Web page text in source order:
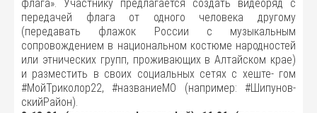
флага». Участнику предлагается создать видеоряд с
передачей флага от одного человека другому
(передавать флажок России с музыкальным
сопровождением в национальном костюме народностей
или этнических групп, проживающих в Алтайском крае)
и разместить в своих социальных сетях с хеште- гом
#МойТриколор22, #названиеМО (например: #Шипунов-
скийРайон).